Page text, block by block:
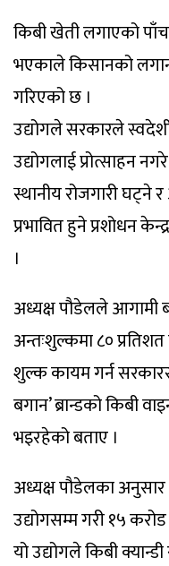
किबी खेती लगाएको
भएकाले किसानको
गरिएको छ ।
उद्योगले सरकारले
उद्योगलाई प्रोत्साहन
स्थानीय रोजगारी घट्ने
प्रभावित हुने प्रशोधन
।
अध्यक्ष पौडेलले आगामी
अन्तःशुल्कमा ८० प्रतिशत
शुल्क कायम गर्न
बगान’ ब्रान्डको किबी
भइरहेको बताए ।
अध्यक्ष पौडेलका
उद्योगसम्म गरी १५
यो उद्योगले किबी